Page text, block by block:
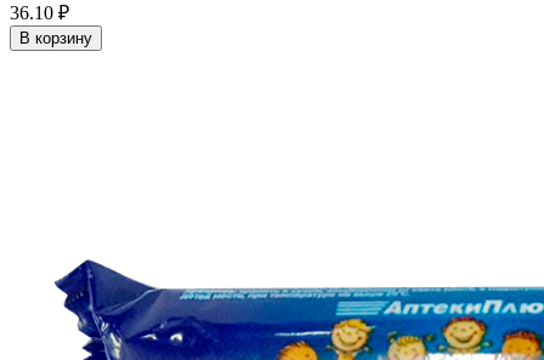
36.10 ₽
В корзину